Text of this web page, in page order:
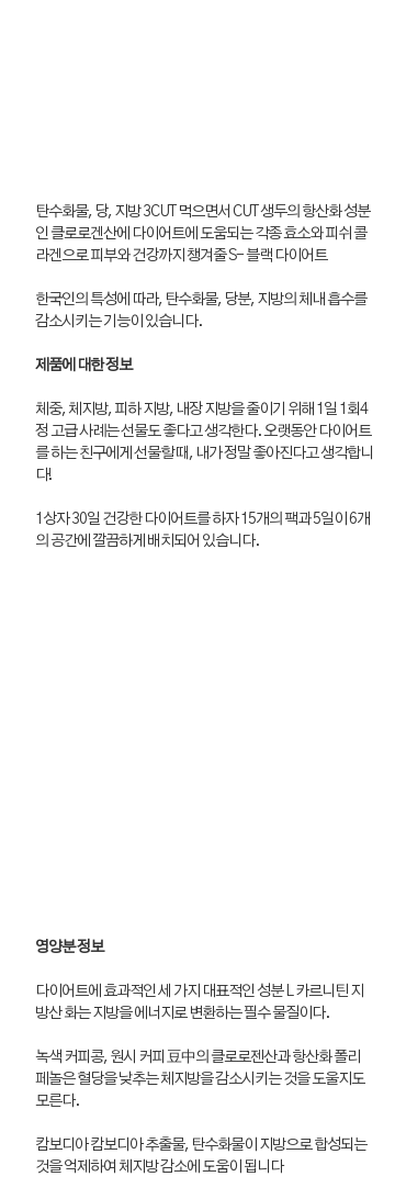
탄수화물, 당, 지방 3CUT 먹으면서 CUT 생두의 항산화 성분
인 클로로겐산에 다이어트에 도움되는 각종 효소와 피쉬 콜
라겐으로 피부와 건강까지 챙겨줄 S- 블랙 다이어트
한국인의 특성에 따라, 탄수화물, 당분, 지방의 체내 흡수를
감소시키는 기능이 있습니다.
제품에 대한 정보
체중, 체지방, 피하 지방, 내장 지방을 줄이기 위해 1일 1회4
정 고급 사례는 선물도 좋다고 생각한다. 오랫동안 다이어트
를 하는 친구에게 선물할 때, 내가 정말 좋아진다고 생각합니
다!
1상자 30일 건강한 다이어트를 하자 15개의 팩과 5일이 6개
의 공간에 깔끔하게 배치되어 있습니다.
영양분 정보
다이어트에 효과적인 세 가지 대표적인 성분 L 카르니틴 지
방산 화는 지방을 에너지로 변환하는 필수 물질이다.
녹색 커피콩, 원시 커피 豆中의 클로로젠산과 항산화 폴리
페놀은 혈당을 낮추는 체지방을 감소시키는 것을 도울지도
모른다.
캄보디아 캄보디아 추출물, 탄수화물이 지방으로 합성되는
것을 억제하여 체지방 감소에 도움이 됩니다